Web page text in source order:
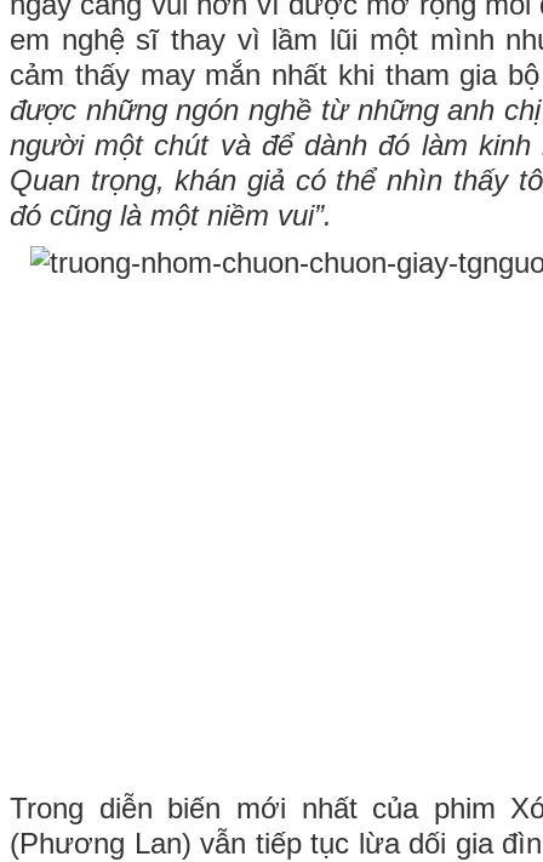
em nghệ sĩ thay vì lầm lũi một mình
cảm thấy may mắn nhất khi tham gia
được những ngón nghề từ những anh
người một chút và để dành đó làm kinh
Quan trọng, khán giả có thể nhìn thấy
đó cũng là một niềm vui”.
Trong diễn biến mới nhất của phim
(Phương Lan) vẫn tiếp tục lừa dối gia